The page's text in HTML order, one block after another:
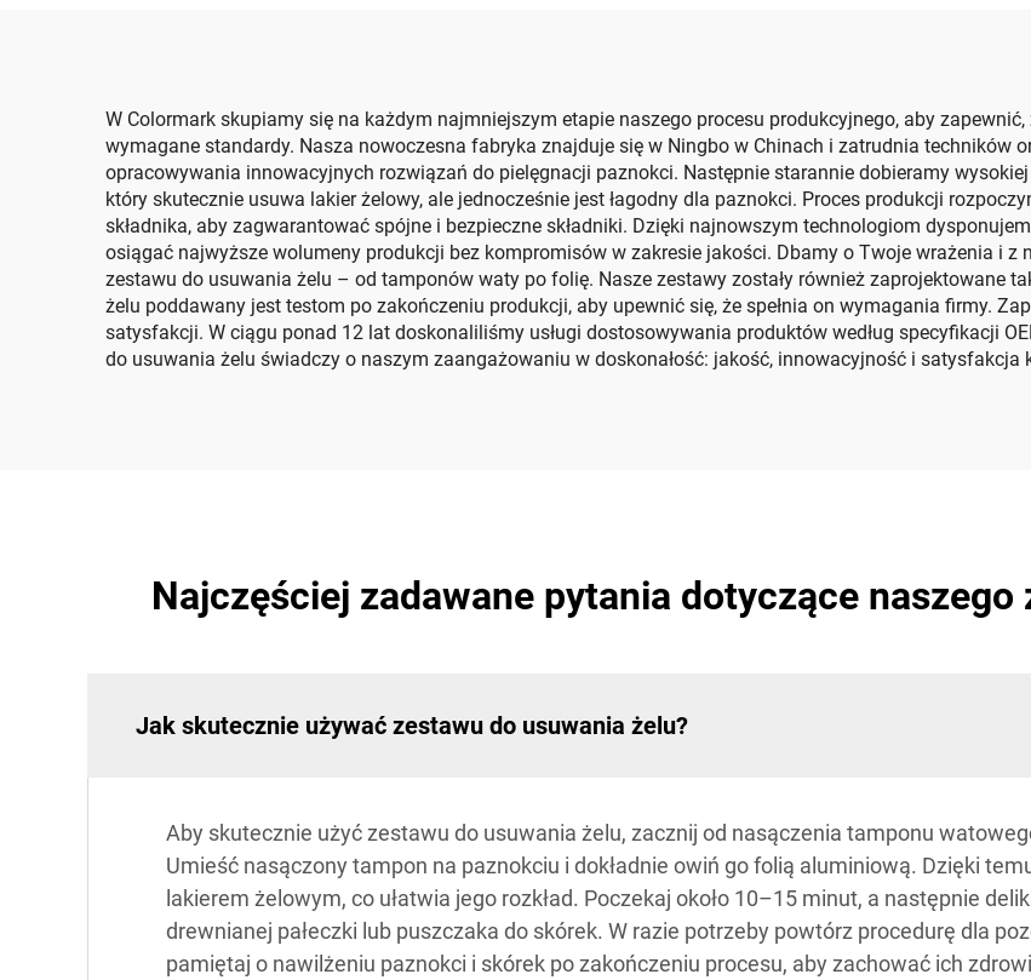
W Colormark skupiamy się na każdym najmniejszym etapie naszego procesu produkcyjnego, aby
wymagane standardy. Nasza nowoczesna fabryka znajduje się w Ningbo w Chinach i zatrudnia techników
opracowywania innowacyjnych rozwiązań do pielęgnacji paznokci. Następnie starannie dobieramy
który skutecznie usuwa lakier żelowy, ale jednocześnie jest łagodny dla paznokci. Proces produkcji
składnika, aby zagwarantować spójne i bezpieczne składniki. Dzięki najnowszym technologiom
osiągać najwyższe wolumeny produkcji bez kompromisów w zakresie jakości. Dbamy o Twoje wrażenia i
zestawu do usuwania żelu – od tamponów waty po folię. Nasze zestawy zostały również zaprojektowane
żelu poddawany jest testom po zakończeniu produkcji, aby upewnić się, że spełnia on wymagania firmy.
satysfakcji. W ciągu ponad 12 lat doskonaliliśmy usługi dostosowywania produktów według specyfikacji
do usuwania żelu świadczy o naszym zaangażowaniu w doskonałość: jakość, innowacyjność i satysfakcja
Najczęściej zadawane pytania dotyczące
Jak skutecznie używać zestawu do usuwania żelu?
Aby skutecznie użyć zestawu do usuwania żelu, zacznij od nasączenia tamponu
Umieść nasączony tampon na paznokciu i dokładnie owiń go folią aluminiową. Dzięki
lakierem żelowym, co ułatwia jego rozkład. Poczekaj około 10–15 minut, a następnie
drewnianej pałeczki lub puszczaka do skórek. W razie potrzeby powtórz procedurę dla
pamiętaj o nawilżeniu paznokci i skórek po zakończeniu procesu, aby zachować ich